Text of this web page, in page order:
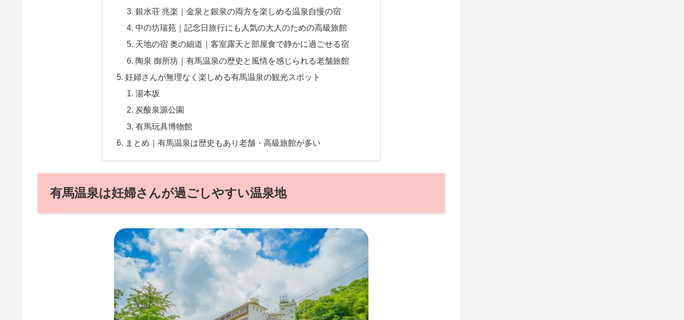
銀水荘 兆楽｜金泉と銀泉の両方を楽しめる温泉自慢の宿
中の坊瑞苑｜記念日旅行にも人気の大人のための高級旅館
天地の宿 奥の細道｜客室露天と部屋食で静かに過ごせる宿
陶泉 御所坊｜有馬温泉の歴史と風情を感じられる老舗旅館
妊婦さんが無理なく楽しめる有馬温泉の観光スポット
湯本坂
炭酸泉源公園
有馬玩具博物館
まとめ｜有馬温泉は歴史もあり老舗・高級旅館が多い
有馬温泉は妊婦さんが過ごしやすい温泉地